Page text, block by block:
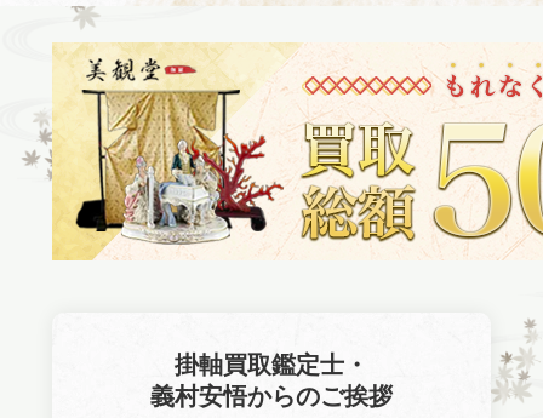
掛軸買取鑑定士・
義村安悟からのご挨拶